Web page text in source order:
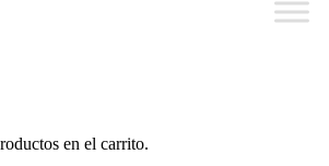
en el carrito.